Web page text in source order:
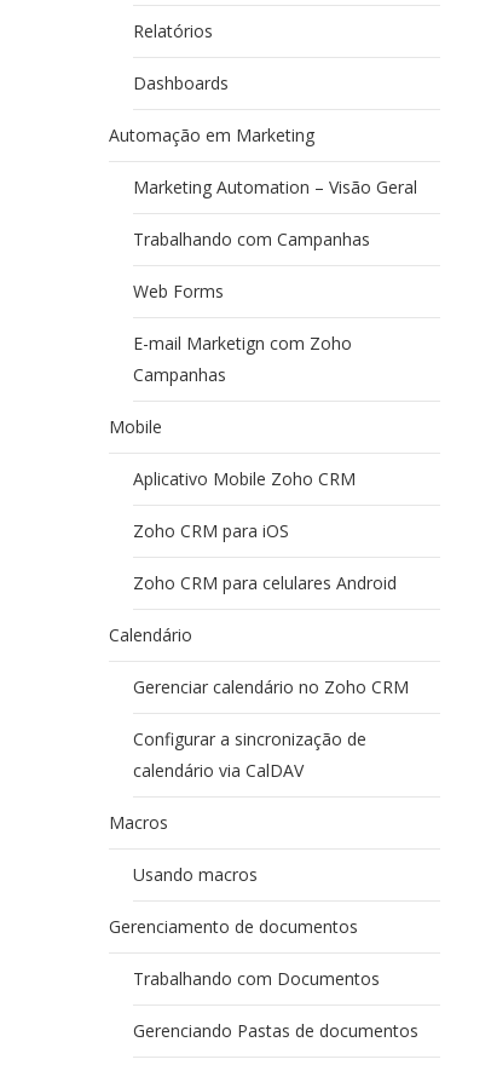
Relatórios
Dashboards
Automação em Marketing
Marketing Automation – Visão Geral
Trabalhando com Campanhas
Web Forms
E-mail Marketign com Zoho
Campanhas
Mobile
Aplicativo Mobile Zoho CRM
Zoho CRM para iOS
Zoho CRM para celulares Android
Calendário
Gerenciar calendário no Zoho CRM
Configurar a sincronização de
calendário via CalDAV
Macros
Usando macros
Gerenciamento de documentos
Trabalhando com Documentos
Gerenciando Pastas de documentos